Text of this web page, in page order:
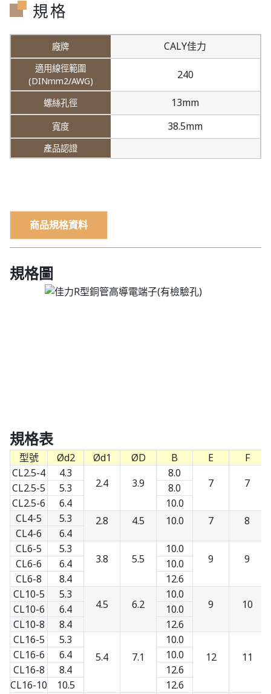
規格
CALY佳力
240
13mm
38.5mm
商品規格資料
規格圖
規格表
型號 Ød2 Ød1 ØD B E
F
CL2.5-4
4.3
2.4 3.9
8.0
7 7
CL2.5-5 5.3
8.0
CL2.5-6
6.4
10.0
CL4-5
5.3 2.8 4.5 10.0 7
8
CL4-6
6.4
CL6-5
5.3
3.8 5.5
10.0
9 9
CL6-6 6.4
10.0
CL6-8
8.4
12.6
CL10-5
5.3
4.5 6.2
10.0
9 10
CL10-6 6.4
10.0
CL10-8
8.4
12.6
CL16-5
5.3
5.4
7.1
10.0
12
11
CL16-6 6.4
10.0
CL16-8
8.4
12.6
CL16-10
10.5
12.6